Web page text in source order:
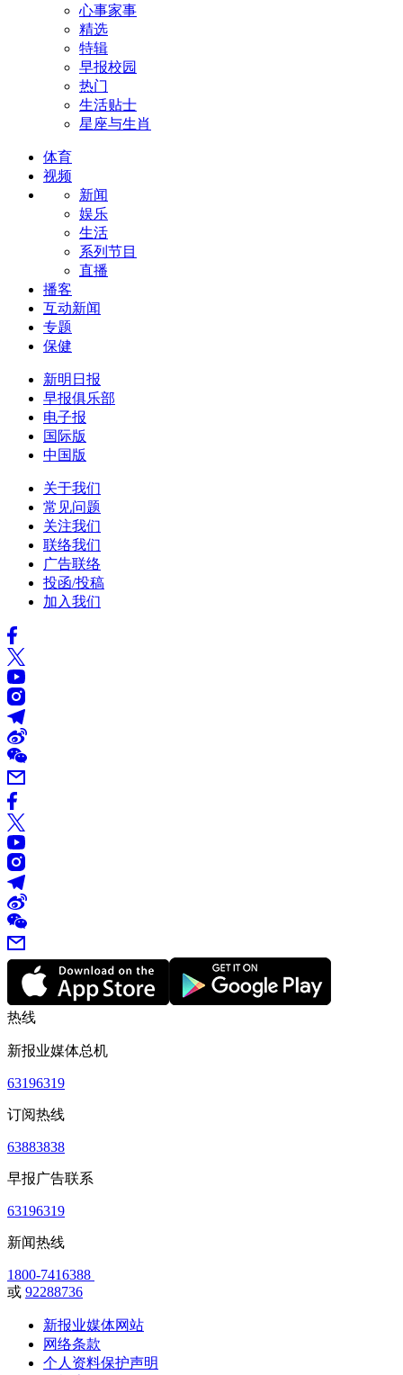
心事家事
精选
特辑
早报校园
热门
生活贴士
星座与生肖
体育
视频
新闻
娱乐
生活
系列节目
直播
播客
互动新闻
专题
保健
新明日报
早报俱乐部
电子报
国际版
中国版
关于我们
常见问题
关注我们
联络我们
广告联络
投函/投稿
加入我们
热线
新报业媒体总机
63196319
订阅热线
63883838
早报广告联系
63196319
新闻热线
1800-7416388
或 92288736
新报业媒体网站
网络条款
个人资料保护声明